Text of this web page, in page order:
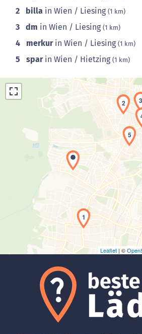
2 billa in Wien / Liesing (1 km)
3 dm in Wien / Liesing (1 km)
4 merkurin Wien / Liesing (1 km)
5 sparin Wien / Hietzing (1 km)
Laden der
1
2
3
5
Leaflet | ©